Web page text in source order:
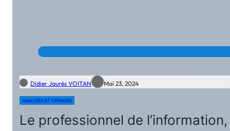
Didier Jaurès VOITAN Mai 23, 2024
ANALYSES ET OPINIONS
Le professionnel de